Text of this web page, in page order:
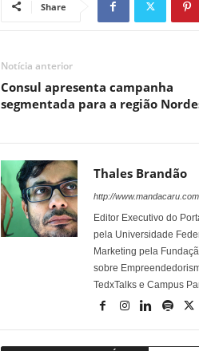
Share
Notícia anterior
Consul apresenta campanha
segmentada para a região
Thales Brandão
http://
Editor Executivo do
pela Universidade
Marketing pela
sobre
TedxTalks e Campus